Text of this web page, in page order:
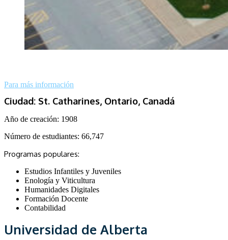
Para más información
Ciudad: St. Catharines, Ontario, Canadá
Año de creación: 1908
Número de estudiantes: 66,747
Programas populares:
Estudios Infantiles y Juveniles
Enología y Viticultura
Humanidades Digitales
Formación Docente
Contabilidad
Universidad de Alberta